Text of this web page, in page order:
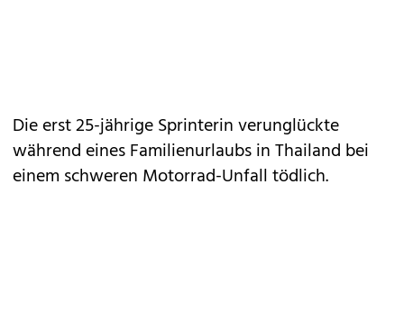
Die erst 25-jährige Sprinterin verunglückte
während eines Familienurlaubs in Thailand bei
einem schweren Motorrad-Unfall tödlich.